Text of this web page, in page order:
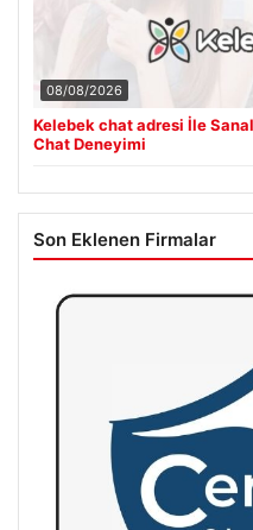
08/08/2026
Kelebek chat adresi İle
Chat Deneyimi
Son Eklenen Firmalar